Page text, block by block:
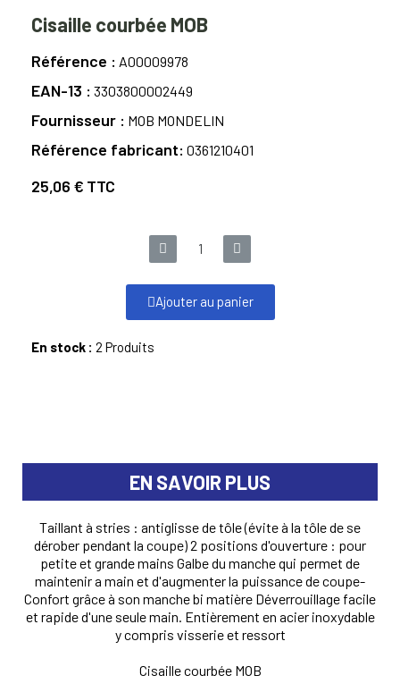
Cisaille courbée MOB
Référence A00009978
EAN-13 3303800002449
Fournisseur MOB MONDELIN
Référence fabricant 0361210401
25,06 € TTC
Ajouter au panier
En stock : 2 Produits
EN SAVOIR PLUS
Taillant à stries : antiglisse de tôle (évite à la tôle de se
dérober pendant la coupe) 2 positions d'ouverture : pour
petite et grande mains Galbe du manche qui permet de
maintenir a main et d'augmenter la puissance de coupe-
Confort grâce à son manche bi matière Déverrouillage facile
et rapide d'une seule main. Entièrement en acier inoxydable
y compris visserie et ressort
Cisaille courbée MOB